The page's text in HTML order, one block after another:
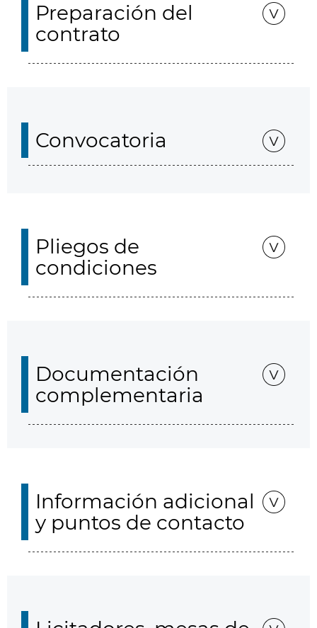
Preparación del
contrato
Convocatoria
Pliegos de
condiciones
Documentación
complementaria
Información adicional
y puntos de contacto